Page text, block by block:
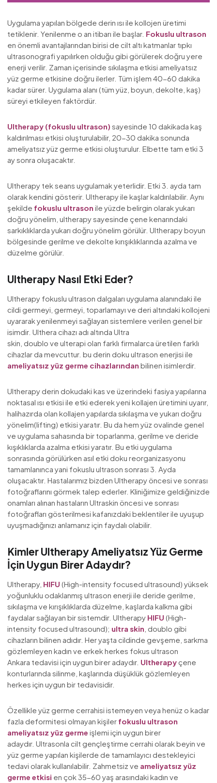
Uygulama yapılan bölgede derin ısı ile kollojen üretimi
tetiklenir. Yenilenme o an itibarı ile başlar. Fokuslu ultrason
en önemli avantajlarından birisi de cilt altı katmanlar tıpkı
ultrasonografi yapılırken olduğu gibi görülerek doğru yere
enerji verilir. Zaman içerisinde sıkılaşma etkisi ameliyatsız
yüz germe etkisine doğru ilerler. Tüm işlem 40-60 dakika
kadar sürer. Uygulama alanı (tüm yüz, boyun, dekolte, kaş)
süreyi etkileyen faktördür.
Ultherapy (fokuslu ultrason) sayesinde 10 dakikada kaş
kaldırılması etkisi oluşturulabilir, 20-30 dakika sonunda
ameliyatsız yüz germe etkisi oluşturulur. Elbette tam etki 3
ay sonra oluşacaktır.
Ultherapy tek seans uygulamak yeterlidir. Etki 3. ayda tam
olarak kendini gösterir. Ultherapy ile kaşlar kaldırılabilir. Aynı
şekilde fokuslu ultrason ile yüzde belirgin olarak yukarı
doğru yönelim, ultherapy sayesinde çene kenarındaki
sarkıklıklarda yukarı doğru yönelim görülür. Ultherapy boyun
bölgesinde gerilme ve dekolte kırışıklıklarında azalma ve
düzelme görülür.
Ultherapy Nasıl Etki Eder?
Ultherapy fokuslu ultrason dalgaları uygulama alanındaki ile
cildi germeyi, germeyi, toparlamayı ve deri altındaki kollojeni
uyararak yenilenmeyi sağlayan sistemlere verilen genel bir
isimdir. Ulthera cihazı adı altında Ultra
skin, doublo ve ulterapi olan farklı firmalarca üretilen farklı
cihazlar da mevcuttur. bu derin doku ultrason enerjisi ile
ameliyatsız yüz germe cihazlarından bilinen isimlerdir.
Ultherapy derin dokudaki kas ve üzerindeki fasiya yapılarına
noktasal ısı etkisi ile etki ederek yeni kollajen üretimini uyarır,
halihazırda olan kollajen yapılarda sıkılaşma ve yukarı doğru
yönelim(lifting) etkisi yaratır. Bu da hem yüz ovalinde genel
ve uygulama sahasında bir toparlanma, gerilme ve deride
kışıklıklarda azalma etkisi yaratır. Bu etki uygulama
sonrasında görülürken asıl etki doku reorganizasyonu
tamamlanınca yani fokuslu ultrason sonrası 3. Ayda
oluşacaktır. Hastalarımız bizden Ultherapy öncesi ve sonrası
fotoğraflarını görmek talep ederler. Kliniğimize geldiğinizde
onamları alınan hastaların Ultraskin öncesi ve sonrası
fotoğrafları gösterilmesi kafanızdaki beklentiler ile uyuşup
uyuşmadığınızı anlamanız için faydalı olabilir.
Kimler Ultherapy Ameliyatsız Yüz Germe
İçin Uygun Birer Adaydır?
Ultherapy, HIFU (High-intensity focused ultrasound) yüksek
yoğunluklu odaklanmış ultrason enerji ile deride gerilme,
sıkılaşma ve kırışıklıklarda düzelme, kaşlarda kalkma gibi
faydalar sağlayan bir sistemdir. Ultherapy HIFU (High-
intensity focused ultrasound); ultra skin , doublo gibi
cihazların bilinen adıdır. Her yaşta cildinde gevşeme, sarkma
gözlemleyen kadın ve erkek herkes fokus ultrason
Ankara tedavisi için uygun birer adaydır. Ultherapy çene
konturlarında silinme, kaşlarında düşüklük gözlemleyen
herkes için uygun bir tedavisidir.
Özellikle yüz germe cerrahisi istemeyen veya henüz o kadar
fazla deformitesi olmayan kişiler fokuslu ultrason
ameliyatsız yüz germe işlemi için uygun birer
adaydır. Ultrasonla cilt gençleştirme cerrahi olarak beyin ve
yüz germe yapılan kişilerde de tamamlayıcı destekleyici
tedavi olarak kullanılabilir. Zahmetsiz ve ameliyatsız yüz
germe etkisi en çok 35-60 yaş arasındaki kadın ve